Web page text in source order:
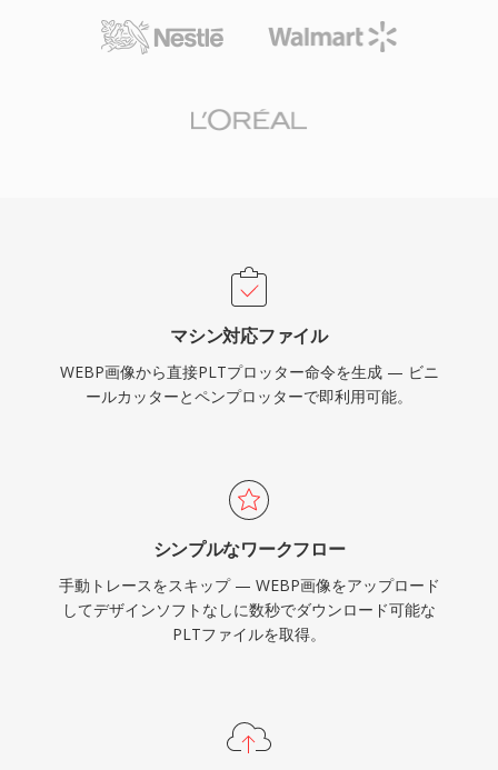
マシン対応ファイル
WEBP画像から直接PLTプロッター命令を生成 — ビニ
ールカッターとペンプロッターで即利用可能。
シンプルなワークフロー
手動トレースをスキップ — WEBP画像をアップロード
してデザインソフトなしに数秒でダウンロード可能な
PLTファイルを取得。